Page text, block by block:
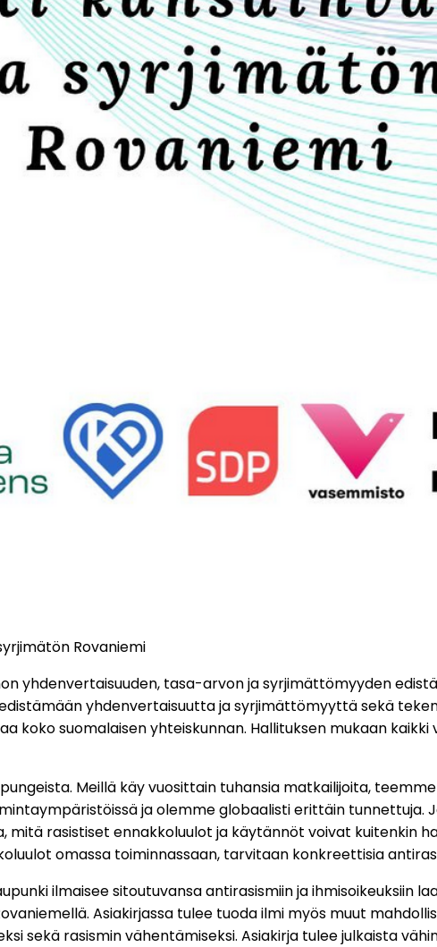
Rovaniemi
yhdenvertaisuuden, tasa-arvon ja syrjimättömyyden
yhdenvertaisuutta ja syrjimättömyyttä sekä
koko suomalaisen yhteiskunnan. Hallituksen mukaan
Meillä käy vuosittain tuhansia matkailijoita,
ja olemme globaalisti erittäin tunnettuja.
mitä rasistiset ennakkoluulot ja käytännöt voivat kuitenkin
omassa toiminnassaan, tarvitaan konkreettisia
ilmaisee sitoutuvansa antirasismiin ja ihmisoikeuksiin
Asiakirjassa tulee tuoda ilmi myös muut
sekä rasismin vähentämiseksi. Asiakirja tulee julkaista